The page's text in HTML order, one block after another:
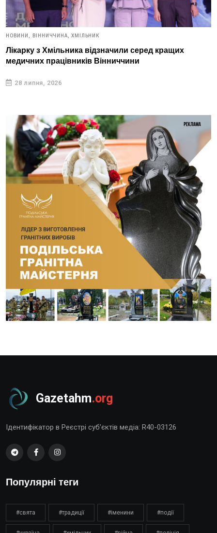
НОВИНИ, ВІННИЧЧИНА, ХМІЛЬНИК
Лікарку з Хмільника відзначили серед кращих
медичних працівників Вінниччини
28 липня, 2026
Gazetahm.org
Ідентифікатор в Реєстрі суб’єктів медіа: R40-03126
Популярні теги
#свята #традиції #іменини #події